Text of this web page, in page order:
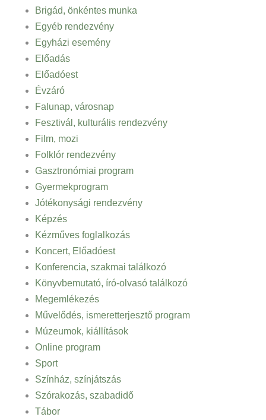
Brigád, önkéntes munka
Egyéb rendezvény
Egyházi esemény
Előadás
Előadóest
Évzáró
Falunap, városnap
Fesztivál, kulturális rendezvény
Film, mozi
Folklór rendezvény
Gasztronómiai program
Gyermekprogram
Jótékonysági rendezvény
Képzés
Kézműves foglalkozás
Koncert, Előadóest
Konferencia, szakmai találkozó
Könyvbemutató, író-olvasó találkozó
Megemlékezés
Művelődés, ismeretterjesztő program
Múzeumok, kiállítások
Online program
Sport
Színház, színjátszás
Szórakozás, szabadidő
Tábor